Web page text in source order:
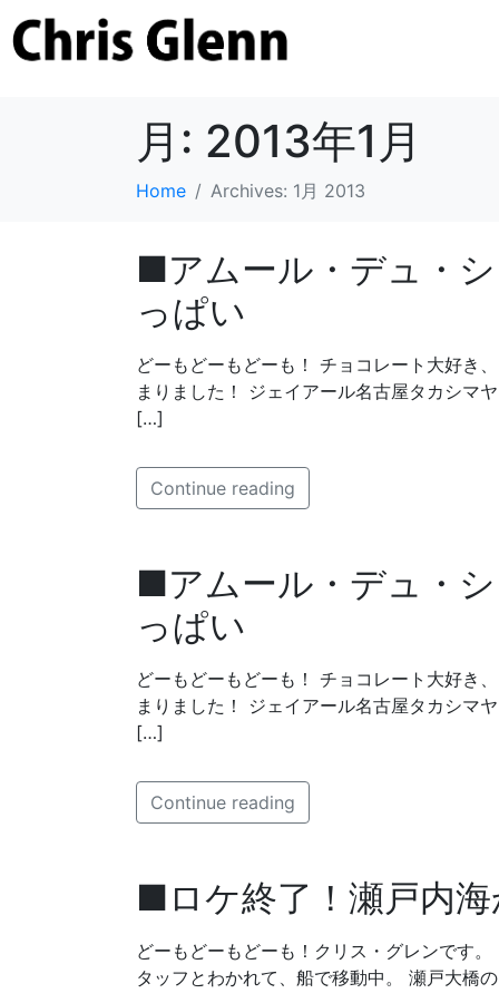
月: 2013年1月
Home Archives: 1月 2013
■アムール・デュ・
っぱい
どーもどーもどーも！ チョコレート大好き
まりました！ ジェイアール名古屋タカシマ
[…]
Continue reading
■アムール・デュ・
っぱい
どーもどーもどーも！ チョコレート大好き
まりました！ ジェイアール名古屋タカシマ
[…]
Continue reading
■ロケ終了！瀬戸内
どーもどーもどーも！クリス・グレンです
タッフとわかれて、船で移動中。 瀬戸大橋